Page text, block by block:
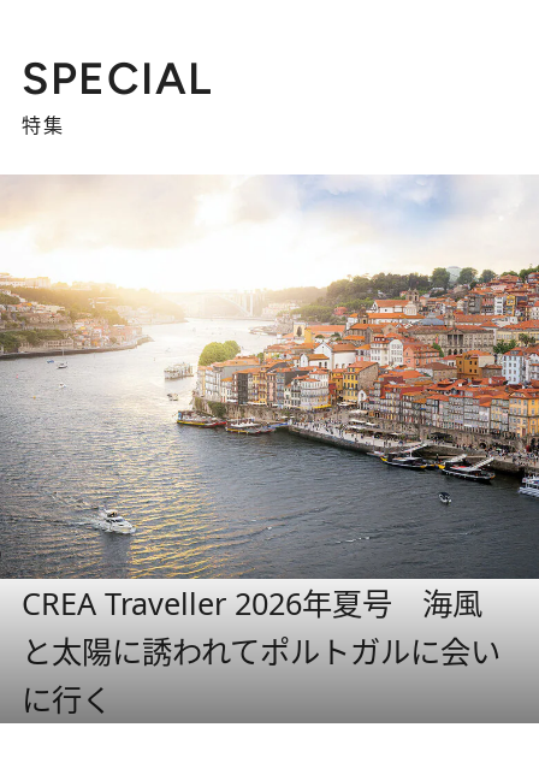
SPECIAL
特集
CREA Traveller 2026年夏号 海風
と太陽に誘われてポルトガルに会い
に行く